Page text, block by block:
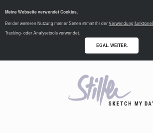
Meine Webseite verwendet Cookies.
Bei der weiteren Nutzung meiner Seiten stimmt ihr derVerwendung
Tracking- oder Analysetools verwendet.
EGAL. WEITER.